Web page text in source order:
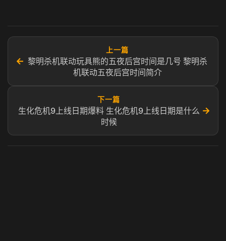
←
上一篇
黎明杀机联动玩具熊的五夜后宫时间是几号 黎明杀
机联动五夜后宫时间简介
下一篇
生化危机9上线日期爆料 生化危机9上线日期是什么
时候
→